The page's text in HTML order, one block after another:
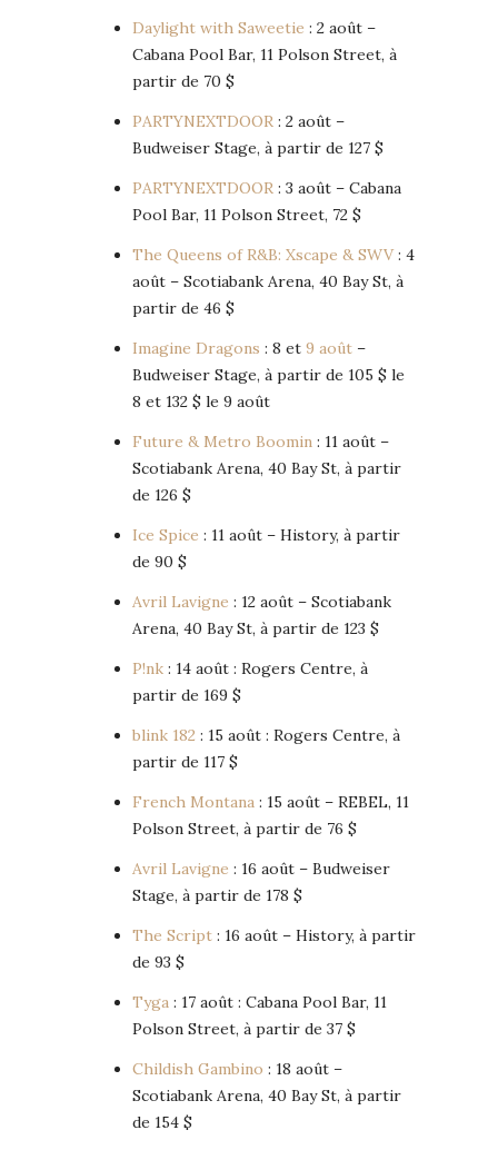
Daylight with Saweetie : 2 août –
Cabana Pool Bar, 11 Polson Street, à
partir de 70 $
PARTYNEXTDOOR : 2 août –
Budweiser Stage, à partir de 127 $
PARTYNEXTDOOR : 3 août – Cabana
Pool Bar, 11 Polson Street, 72 $
The Queens of R&B: Xscape & SWV: 4
août – Scotiabank Arena, 40 Bay St, à
partir de 46 $
Imagine Dragons : 8 et 9 août –
Budweiser Stage, à partir de 105 $ le
8 et 132 $ le 9 août
Future & Metro Boomin : 11 août –
Scotiabank Arena, 40 Bay St, à partir
de 126 $
Ice Spice : 11 août – History, à partir
de 90 $
Avril Lavigne : 12 août – Scotiabank
Arena, 40 Bay St, à partir de 123 $
P!nk : 14 août : Rogers Centre, à
partir de 169 $
blink 182 : 15 août : Rogers Centre, à
partir de 117 $
French Montana : 15 août – REBEL, 11
Polson Street, à partir de 76 $
Avril Lavigne : 16 août – Budweiser
Stage, à partir de 178 $
The Script : 16 août – History, à partir
de 93 $
Tyga : 17 août : Cabana Pool Bar, 11
Polson Street, à partir de 37 $
Childish Gambino : 18 août –
Scotiabank Arena, 40 Bay St, à partir
de 154 $